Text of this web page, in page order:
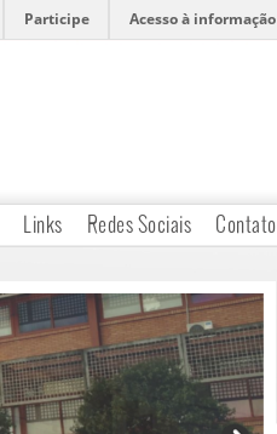
Participe Acesso à informação
Links Redes Sociais Contato